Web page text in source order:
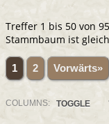
Treffer 1 bis 50 von
Stammbaum ist
1 2 Vorwärts»
COLUMN S: TOGGLE